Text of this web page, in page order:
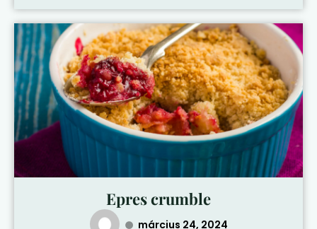
Epres crumble
március 24, 2024